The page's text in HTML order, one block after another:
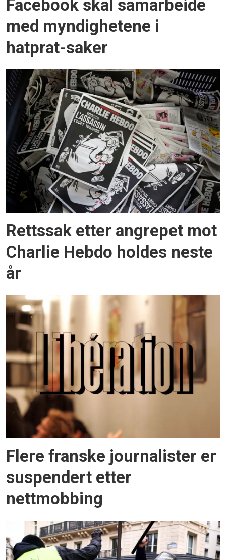
Facebook skal samarbeide
med myndighetene i
hatprat-saker
Rettssak etter angrepet mot
Charlie Hebdo holdes neste
år
Flere franske journalister er
suspendert etter
nettmobbing